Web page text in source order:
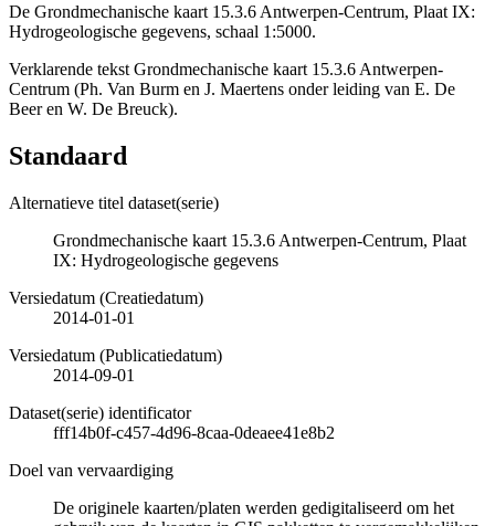
De Grondmechanische kaart 15.3.6 Antwerpen-Centrum, Plaat IX:
Hydrogeologische gegevens, schaal 1:5000.
Verklarende tekst Grondmechanische kaart 15.3.6 Antwerpen-
Centrum (Ph. Van Burm en J. Maertens onder leiding van E. De
Beer en W. De Breuck).
Standaard
Alternatieve titel dataset(serie)
Grondmechanische kaart 15.3.6 Antwerpen-Centrum, Plaat
IX: Hydrogeologische gegevens
Versiedatum (Creatiedatum)
2014-01-01
Versiedatum (Publicatiedatum)
2014-09-01
Dataset(serie) identificator
fff14b0f-c457-4d96-8caa-0deaee41e8b2
Doel van vervaardiging
De originele kaarten/platen werden gedigitaliseerd om het